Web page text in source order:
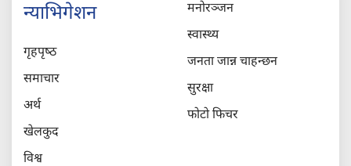
न्याभिगेशन
गृहपृष्‍ठ
समाचार
अर्थ
खेलकुद
विश्व
मनोरञ्जन
स्वास्थ्य
जनता जान्न चाहन्छन
सुरक्षा
फोटो फिचर